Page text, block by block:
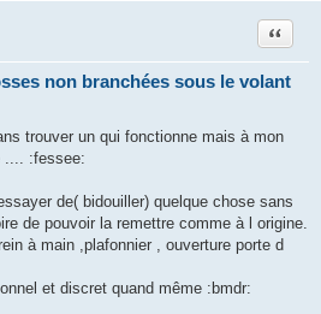
non branchées sous le volant
Citation
trouver un qui fonctionne mais à mon
.... :fessee:
de( bidouiller) quelque chose sans
de pouvoir la remettre comme à l origine.
à main ,plafonnier , ouverture porte d
et discret quand même :bmdr: